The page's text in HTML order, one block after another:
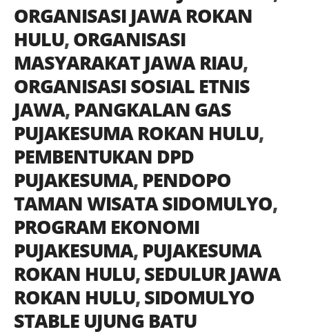
ORGANISASI JAWA ROKAN
HULU,ORGANISASI
MASYARAKAT JAWA RIAU,
ORGANISASI SOSIAL ETNIS
JAWA, PANGKALAN GAS
PUJAKESUMA ROKAN HULU,
PEMBENTUKAN DPD
PUJAKESUMA, PENDOPO
TAMAN WISATA SIDOMULYO,
PROGRAM EKONOMI
PUJAKESUMA, PUJAKESUMA
ROKAN HULU,SEDULUR JAWA
ROKAN HULU,SIDOMULYO
STABLE UJUNG BATU